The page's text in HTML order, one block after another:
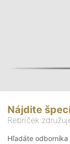
Nájdite
Rebríček
Hľadáte odborníka